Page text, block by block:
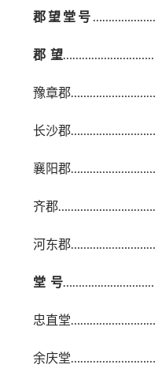
郡 望 堂 号
郡 望
豫章郡
长沙郡
襄阳郡
齐郡
河东郡
堂 号
忠直堂
余庆堂